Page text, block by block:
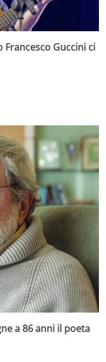
Guccini ci
a 86 anni il poeta